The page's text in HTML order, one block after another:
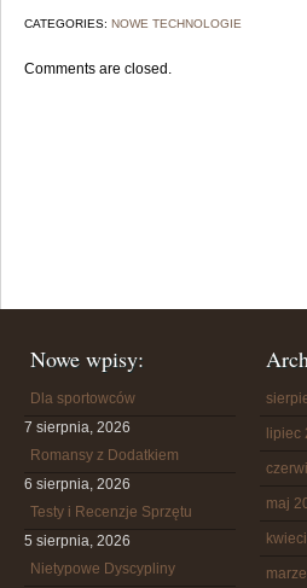
CATEGORIES: NOWE TECHNOLOGIE
Comments are closed.
Nowe wpisy:
Dla sportowców
7 sierpnia, 2026
Romansy z Dodatkiem
6 sierpnia, 2026
Testy i Recenzje Sprzętu
5 sierpnia, 2026
Nietypowe Dyscypliny
lipiec
maj